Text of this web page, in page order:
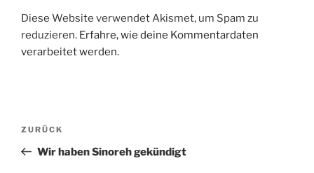
Diese Website verwendet Akismet, um Spam zu
reduzieren. Erfahre, wie deine Kommentardaten
verarbeitet werden.
Beitragsnavigation
Vorheriger
Beitrag
ZURÜCK
Wir haben Sinoreh gekündigt